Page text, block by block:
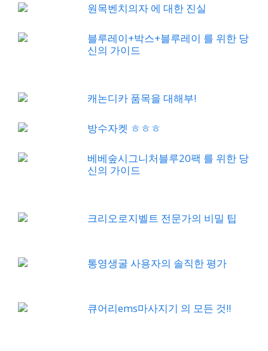
원목벤치의자 에 대한 진실
블루레이+박스+블루레이 를 위한 당
신의 가이드
캐논디카 품목을 대해부!
방수자켓 ㅎㅎㅎ
베베숲시그니처블루20팩 를 위한 당
신의 가이드
크리오로지벨트 전문가의 비밀 팁
통영생굴 사용자의 솔직한 평가
큐어리ems마사지기 의 모든 것!!